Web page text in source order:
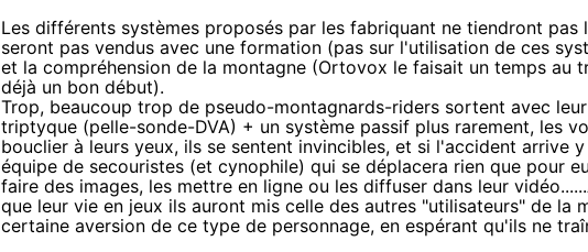
Les différents systèmes proposés par les fabriquant ne tiendront pas
seront pas vendus avec une formation (pas sur l'utilisation de ces
et la compréhension de la montagne (Ortovox le faisait un temps au
déjà un bon début).
Trop, beaucoup trop de pseudo-montagnards-riders sortent avec
triptyque (pelle-sonde-DVA) + un système passif plus rarement, les
bouclier à leurs yeux, ils se sentent invincibles, et si l'accident arrive
équipe de secouristes (et cynophile) qui se déplacera rien que pour
faire des images, les mettre en ligne ou les diffuser dans leur
que leur vie en jeux ils auront mis celle des autres "utilisateurs" de la
certaine aversion de ce type de personnage, en espérant qu'ils ne